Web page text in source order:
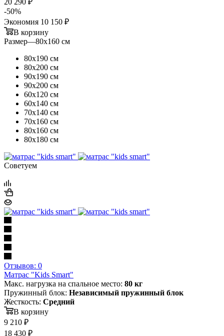
-50%
Экономия 10 150 ₽
В корзину
Размер—80х160 см
80х190 см
80х200 см
90х190 см
90х200 см
60х120 см
60х140 см
70х140 см
70х160 см
80х160 см
80х180 см
Советуем
Отзывов: 0
Матрас "Kids Smart"
Макс. нагрузка на спальное место: 80 кг
Пружинный блок: Независимый пружинный блок
Жесткость: Средний
В корзину
9 210 ₽
18 430 ₽